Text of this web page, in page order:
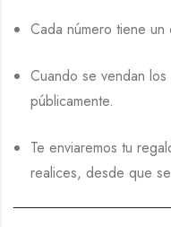
Cada número tiene un
Cuando se vendan
públicamente.
Te enviaremos tu
realices, desde que